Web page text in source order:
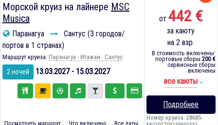
Морской круиз на лайнере MSC
Musica
Паранагуа
Сантус (3 городов/
портов в 1 странах)
Маршрут круиза: Паранагуа - Итажаи - Сантус
2 ночей 13.03.2027 - 15.03.2027
Посмотреть маршрут Что включено Все даты
от 442 €
за каюту
на 2 взр.
В стоимость включены:
портовые сборы 200 €
сервисные сборы
включены
все каюты
Подробнее
Номер круиза: 28685-